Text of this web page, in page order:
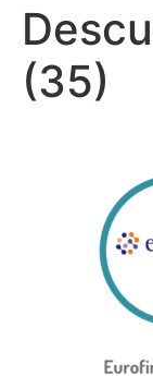
(35)